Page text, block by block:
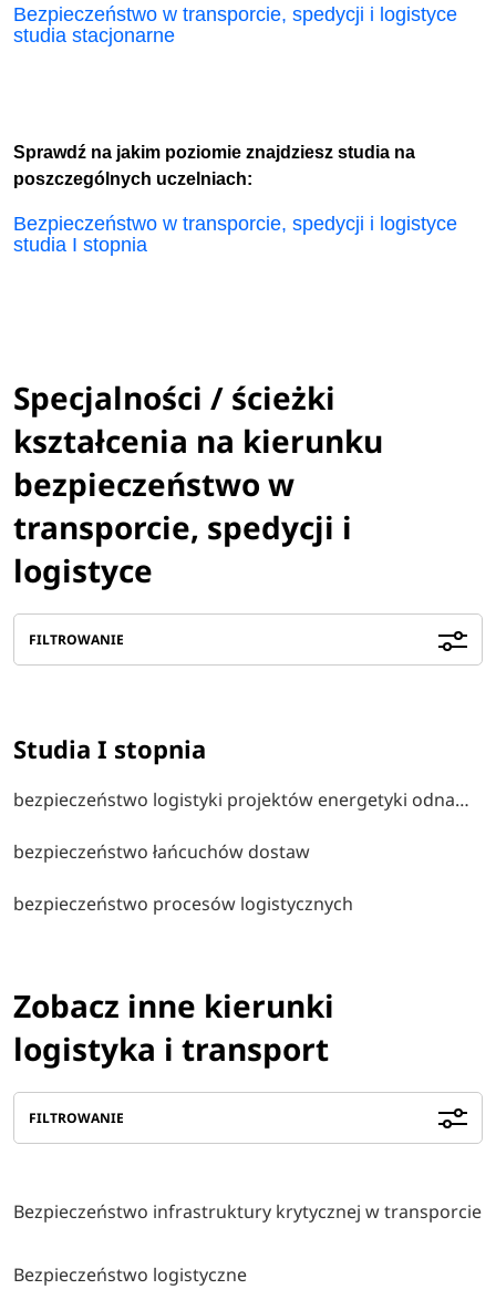
Bezpieczeństwo w transporcie, spedycji i logistyce
studia stacjonarne
Sprawdź na jakim poziomie znajdziesz studia na
poszczególnych uczelniach:
Bezpieczeństwo w transporcie, spedycji i logistyce
studia I stopnia
Specjalności / ścieżki
kształcenia na kierunku
bezpieczeństwo w
transporcie, spedycji i
logistyce
FILTROWANIE
Studia I stopnia
bezpieczeństwo logistyki projektów energetyki odnawialnej
bezpieczeństwo łańcuchów dostaw
bezpieczeństwo procesów logistycznych
Zobacz inne kierunki
logistyka i transport
FILTROWANIE
Bezpieczeństwo infrastruktury krytycznej w transporcie
Bezpieczeństwo logistyczne